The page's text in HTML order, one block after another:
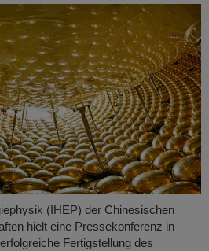
(IHEP) der Chinesischen
hielt eine Pressekonferenz in
Fertigstellung des